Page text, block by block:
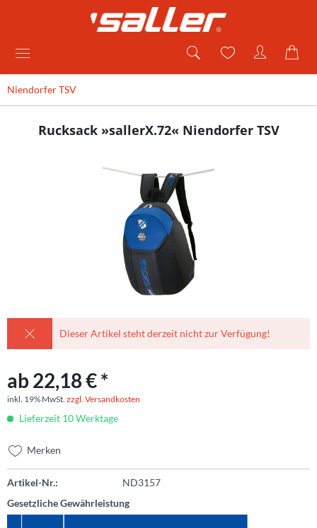
Niendorfer TSV
Rucksack »sallerX.72« Niendorfer TSV
Dieser Artikel steht derzeit nicht zur Verfügung!
ab 22,18 € *
inkl. 19% MwSt. zzgl. Versandkosten
Lieferzeit 10 Werktage
Merken
Artikel-Nr.:
ND3157
Gesetzliche Gewährleistung